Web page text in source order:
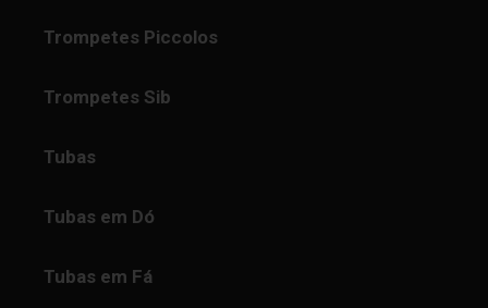
Trompetes Piccolos
Trompetes Sib
Tubas
Tubas em Dó
Tubas em Fá